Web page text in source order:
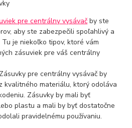
pre centrálny vysávač by ste
aby ste zabezpečili spoľahlivý a
je niekoľko tipov, ktoré vám
zásuviek pre váš centrálny
pre centrálny vysávač by
kvalitného materiálu, ktorý odoláva
Zásuvky by mali byť
plastu a mali by byť dostatočne
pravidelnému používaniu.